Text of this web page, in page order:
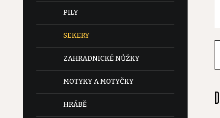
PILY
SEKERY
ZAHRADNICKÉ NŮŽKY
MOTYKY A MOTYČKY
HRÁBĚ